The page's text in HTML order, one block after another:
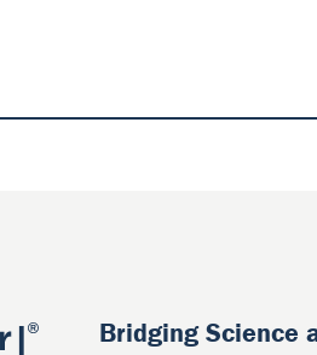
Bridging Science